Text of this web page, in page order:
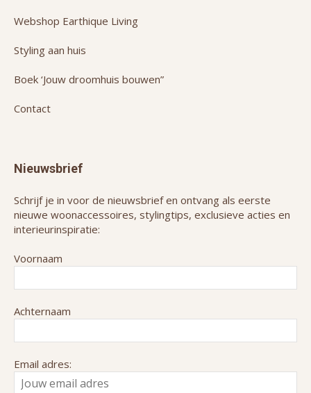
Webshop Earthique Living
Styling aan huis
Boek ‘Jouw droomhuis bouwen”
Contact
Nieuwsbrief
Schrijf je in voor de nieuwsbrief en ontvang als eerste
nieuwe woonaccessoires, stylingtips, exclusieve acties en
interieurinspiratie:
Voornaam
Achternaam
Email adres: